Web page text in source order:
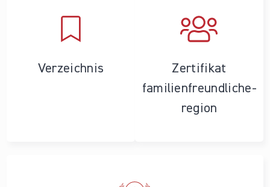
Verzeichnis
Zertifikat
familienfreundliche­
region